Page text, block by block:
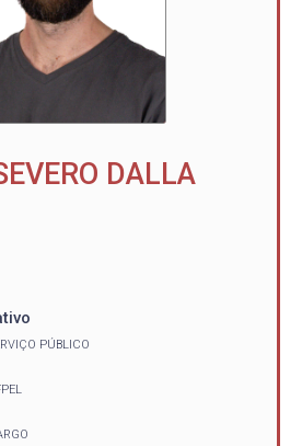
DALLA
PÚBLICO